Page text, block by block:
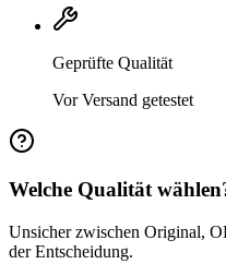
Geprüfte Qualität
Vor Versand getestet
Welche Qualität
Unsicher zwischen Original,
der Entscheidung.